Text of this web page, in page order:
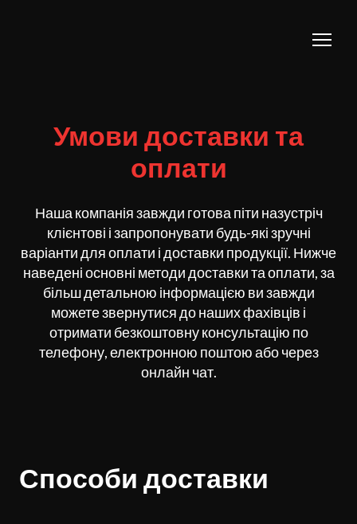
Умови доставки та
оплати
Наша компанія завжди готова піти назустріч
клієнтові і запропонувати будь-які зручні
варіанти для оплати і доставки продукції. Нижче
наведені основні методи доставки та оплати, за
більш детальною інформацією ви завжди
можете звернутися до наших фахівців і
отримати безкоштовну консультацію по
телефону, електронною поштою або через
онлайн чат.
Способи доставки